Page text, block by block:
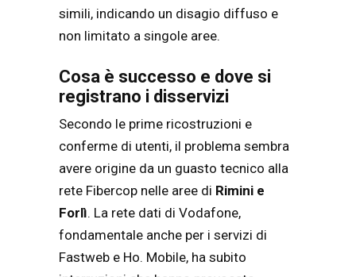
simili, indicando un disagio diffuso e
non limitato a singole aree.
Cosa è successo e dove si
registrano i disservizi
Secondo le prime ricostruzioni e
conferme di utenti, il problema sembra
avere origine da un guasto tecnico alla
rete Fibercop nelle aree di Rimini e
Forlì. La rete dati di Vodafone,
fondamentale anche per i servizi di
Fastweb e Ho. Mobile, ha subito